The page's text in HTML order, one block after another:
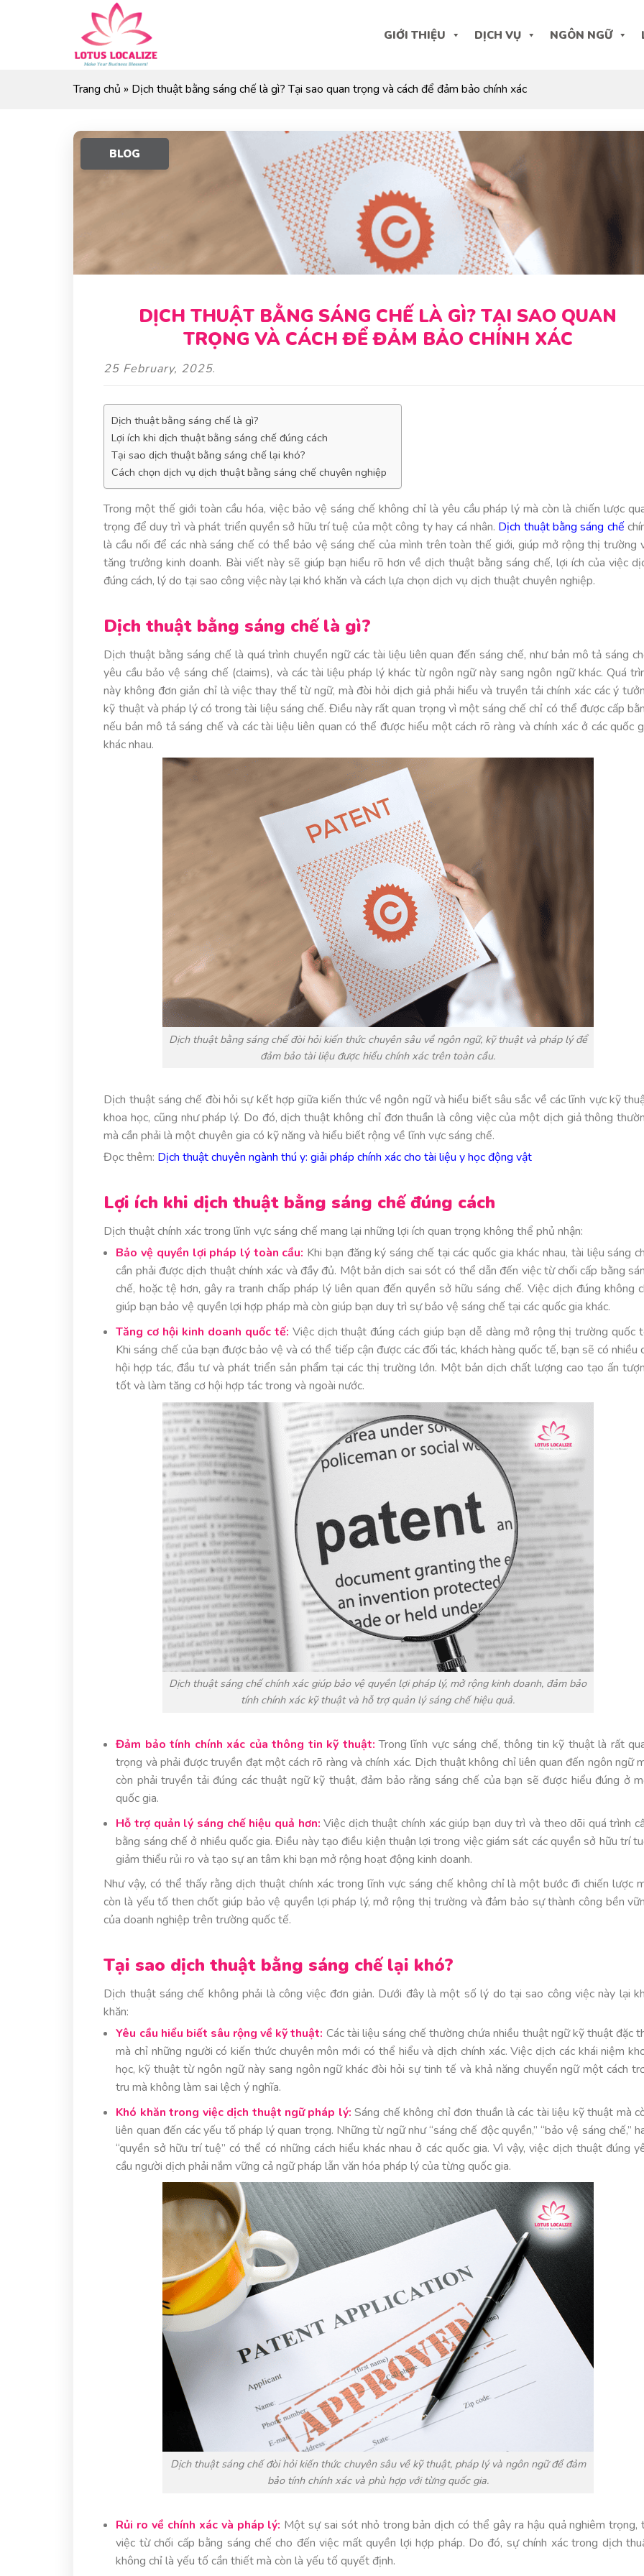
GIỚI THIỆU DỊCH VỤ NGÔN NGỮ
Trang chủ » Dịch thuật bằng sáng chế là gì? Tại sao quan trọng và cách để đảm bảo chính xác
BLOG
DỊCH THUẬT BẰNG SÁNG CHẾ LÀ GÌ? TẠI SAO QUAN
TRỌNG VÀ CÁCH ĐỂ ĐẢM BẢO CHÍNH XÁC
25 February, 2025.
Dịch thuật bằng sáng chế là gì?
Lợi ích khi dịch thuật bằng sáng chế đúng cách
Tại sao dịch thuật bằng sáng chế lại khó?
Cách chọn dịch vụ dịch thuật bằng sáng chế chuyên nghiệp
Trong một thế giới toàn cầu hóa, việc bảo vệ sáng chế không chỉ là yêu cầu pháp lý mà còn là chiến lược
trọng để duy trì và phát triển quyền sở hữu trí tuệ của một công ty hay cá nhân. Dịch thuật bằng sáng chế
là cầu nối để các nhà sáng chế có thể bảo vệ sáng chế của mình trên toàn thế giới, giúp mở rộng thị trường
tăng trưởng kinh doanh. Bài viết này sẽ giúp bạn hiểu rõ hơn về dịch thuật bằng sáng chế, lợi ích của việc
đúng cách, lý do tại sao công việc này lại khó khăn và cách lựa chọn dịch vụ dịch thuật chuyên nghiệp.
Dịch thuật bằng sáng chế là gì?
Dịch thuật bằng sáng chế là quá trình chuyển ngữ các tài liệu liên quan đến sáng chế, như bản mô tả sáng
yêu cầu bảo vệ sáng chế (claims), và các tài liệu pháp lý khác từ ngôn ngữ này sang ngôn ngữ khác. Quá
này không đơn giản chỉ là việc thay thế từ ngữ, mà đòi hỏi dịch giả phải hiểu và truyền tải chính xác các ý
kỹ thuật và pháp lý có trong tài liệu sáng chế. Điều này rất quan trọng vì một sáng chế chỉ có thể được cấp
nếu bản mô tả sáng chế và các tài liệu liên quan có thể được hiểu một cách rõ ràng và chính xác ở các quốc
khác nhau.
Dịch thuật bằng sáng chế đòi hỏi kiến thức chuyên sâu về ngôn ngữ, kỹ thuật và pháp lý để
đảm bảo tài liệu được hiểu chính xác trên toàn cầu.
Dịch thuật sáng chế đòi hỏi sự kết hợp giữa kiến thức về ngôn ngữ và hiểu biết sâu sắc về các lĩnh vực kỹ
khoa học, cũng như pháp lý. Do đó, dịch thuật không chỉ đơn thuần là công việc của một dịch giả thông
mà cần phải là một chuyên gia có kỹ năng và hiểu biết rộng về lĩnh vực sáng chế.
Đọc thêm: Dịch thuật chuyên ngành thú y: giải pháp chính xác cho tài liệu y học động vật
Lợi ích khi dịch thuật bằng sáng chế đúng cách
Dịch thuật chính xác trong lĩnh vực sáng chế mang lại những lợi ích quan trọng không thể phủ nhận:
Bảo vệ quyền lợi pháp lý toàn cầu: Khi bạn đăng ký sáng chế tại các quốc gia khác nhau, tài liệu sáng
cần phải được dịch thuật chính xác và đầy đủ. Một bản dịch sai sót có thể dẫn đến việc từ chối cấp bằng
chế, hoặc tệ hơn, gây ra tranh chấp pháp lý liên quan đến quyền sở hữu sáng chế. Việc dịch đúng không
giúp bạn bảo vệ quyền lợi hợp pháp mà còn giúp bạn duy trì sự bảo vệ sáng chế tại các quốc gia khác.
Tăng cơ hội kinh doanh quốc tế: Việc dịch thuật đúng cách giúp bạn dễ dàng mở rộng thị trường quốc
Khi sáng chế của bạn được bảo vệ và có thể tiếp cận được các đối tác, khách hàng quốc tế, bạn sẽ có nhiều
hội hợp tác, đầu tư và phát triển sản phẩm tại các thị trường lớn. Một bản dịch chất lượng cao tạo ấn
tốt và làm tăng cơ hội hợp tác trong và ngoài nước.
Dịch thuật sáng chế chính xác giúp bảo vệ quyền lợi pháp lý, mở rộng kinh doanh, đảm bảo
tính chính xác kỹ thuật và hỗ trợ quản lý sáng chế hiệu quả.
Đảm bảo tính chính xác của thông tin kỹ thuật: Trong lĩnh vực sáng chế, thông tin kỹ thuật là rất
trọng và phải được truyền đạt một cách rõ ràng và chính xác. Dịch thuật không chỉ liên quan đến ngôn ngữ
còn phải truyền tải đúng các thuật ngữ kỹ thuật, đảm bảo rằng sáng chế của bạn sẽ được hiểu đúng ở
quốc gia.
Hỗ trợ quản lý sáng chế hiệu quả hơn: Việc dịch thuật chính xác giúp bạn duy trì và theo dõi quá trình
bằng sáng chế ở nhiều quốc gia. Điều này tạo điều kiện thuận lợi trong việc giám sát các quyền sở hữu trí
giảm thiểu rủi ro và tạo sự an tâm khi bạn mở rộng hoạt động kinh doanh.
Như vậy, có thể thấy rằng dịch thuật chính xác trong lĩnh vực sáng chế không chỉ là một bước đi chiến lược
còn là yếu tố then chốt giúp bảo vệ quyền lợi pháp lý, mở rộng thị trường và đảm bảo sự thành công bền
của doanh nghiệp trên trường quốc tế.
Tại sao dịch thuật bằng sáng chế lại khó?
Dịch thuật sáng chế không phải là công việc đơn giản. Dưới đây là một số lý do tại sao công việc này lại
khăn:
Yêu cầu hiểu biết sâu rộng về kỹ thuật: Các tài liệu sáng chế thường chứa nhiều thuật ngữ kỹ thuật đặc
mà chỉ những người có kiến thức chuyên môn mới có thể hiểu và dịch chính xác. Việc dịch các khái niệm
học, kỹ thuật từ ngôn ngữ này sang ngôn ngữ khác đòi hỏi sự tinh tế và khả năng chuyển ngữ một cách
tru mà không làm sai lệch ý nghĩa.
Khó khăn trong việc dịch thuật ngữ pháp lý: Sáng chế không chỉ đơn thuần là các tài liệu kỹ thuật mà
liên quan đến các yếu tố pháp lý quan trọng. Những từ ngữ như “sáng chế độc quyền,” “bảo vệ sáng chế,”
“quyền sở hữu trí tuệ” có thể có những cách hiểu khác nhau ở các quốc gia. Vì vậy, việc dịch thuật đúng
cầu người dịch phải nắm vững cả ngữ pháp lẫn văn hóa pháp lý của từng quốc gia.
Dịch thuật sáng chế đòi hỏi kiến thức chuyên sâu về kỹ thuật, pháp lý và ngôn ngữ để đảm
bảo tính chính xác và phù hợp với từng quốc gia.
Rủi ro về chính xác và pháp lý: Một sự sai sót nhỏ trong bản dịch có thể gây ra hậu quả nghiêm trọng,
việc từ chối cấp bằng sáng chế cho đến việc mất quyền lợi hợp pháp. Do đó, sự chính xác trong dịch
không chỉ là yếu tố cần thiết mà còn là yếu tố quyết định.